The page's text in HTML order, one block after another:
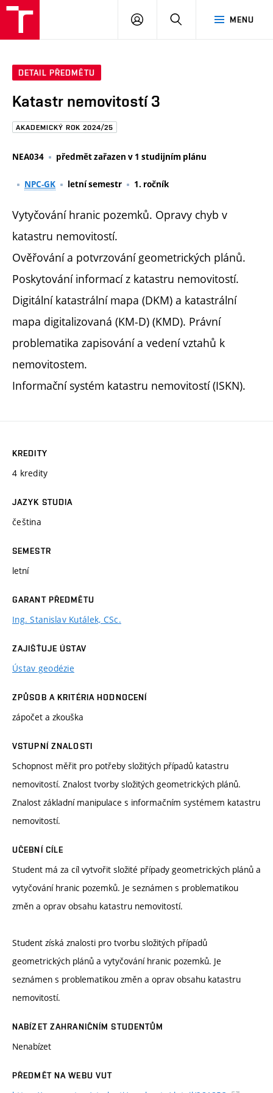
Brno
MENU
PŘIHLÁSIT
DETAIL PŘEDMĚTU
Katastr nemovitostí 3
AKADEMICKÝ ROK 2024/25
NEA034 předmět zařazen v 1 studijním plánu
NPC-GK letní semestr 1. ročník
Vytyčování hranic pozemků. Opravy chyb v
katastru nemovitostí.
Ověřování a potvrzování geometrických plánů.
Poskytování informací z katastru nemovitostí.
Digitální katastrální mapa (DKM) a katastrální
mapa digitalizovaná (KM-D) (KMD). Právní
problematika zapisování a vedení vztahů k
nemovitostem.
Informační systém katastru nemovitostí (ISKN).
KREDITY
4 kredity
JAZYK STUDIA
čeština
SEMESTR
letní
GARANT PŘEDMĚTU
Ing. Stanislav Kutálek, CSc.
ZAJIŠŤUJE ÚSTAV
Ústav geodézie
ZPŮSOB A KRITÉRIA HODNOCENÍ
zápočet a zkouška
VSTUPNÍ ZNALOSTI
Schopnost měřit pro potřeby složitých případů katastru
nemovitostí. Znalost tvorby složitých geometrických plánů.
Znalost základní manipulace s informačním systémem katastru
nemovitostí.
UČEBNÍ CÍLE
Student má za cíl vytvořit složité případy geometrických plánů a
vytyčování hranic pozemků. Je seznámen s problematikou
změn a oprav obsahu katastru nemovitostí.
Student získá znalosti pro tvorbu složitých případů
geometrických plánů a vytyčování hranic pozemků. Je
seznámen s problematikou změn a oprav obsahu katastru
nemovitostí.
NABÍZET ZAHRANIČNÍM STUDENTŮM
Nenabízet
PŘEDMĚT NA WEBU VUT